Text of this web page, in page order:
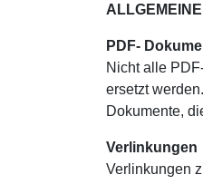
PDF-
Nicht alle
ersetzt werden.
Dokumente,
Verlinkungen
Verlinkungen